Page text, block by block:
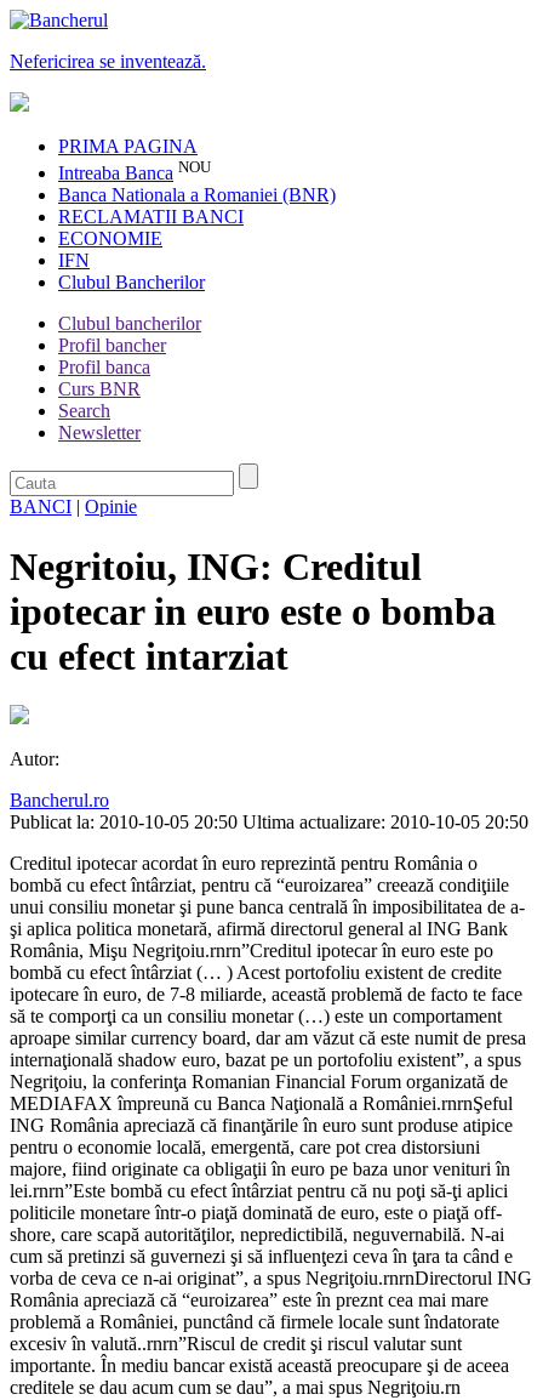
Nefericirea se inventează.
PRIMA PAGINA
Intreaba Banca NOU
Banca Nationala a Romaniei (BNR)
RECLAMATII BANCI
ECONOMIE
IFN
Clubul Bancherilor
Clubul bancherilor
Profil bancher
Profil banca
Curs BNR
Search
Newsletter
BANCI | Opinie
Negritoiu, ING: Creditul
ipotecar in euro este o bomba
cu efect intarziat
Autor:
Bancherul.ro
Publicat la: 2010-10-05 20:50 Ultima actualizare: 2010-10-05 20:50
Creditul ipotecar acordat în euro reprezintă pentru România o
bombă cu efect întârziat, pentru că “euroizarea” creează condiţiile
unui consiliu monetar şi pune banca centrală în imposibilitatea de a-
şi aplica politica monetară, afirmă directorul general al ING Bank
România, Mişu Negriţoiu.rnrn”Creditul ipotecar în euro este po
bombă cu efect întârziat (… ) Acest portofoliu existent de credite
ipotecare în euro, de 7-8 miliarde, această problemă de facto te face
să te comporţi ca un consiliu monetar (…) este un comportament
aproape similar currency board, dar am văzut că este numit de presa
internaţională shadow euro, bazat pe un portofoliu existent”, a spus
Negriţoiu, la conferinţa Romanian Financial Forum organizată de
MEDIAFAX împreună cu Banca Naţională a României.rnrnŞeful
ING România apreciază că finanţările în euro sunt produse atipice
pentru o economie locală, emergentă, care pot crea distorsiuni
majore, fiind originate ca obligaţii în euro pe baza unor venituri în
lei.rnrn”Este bombă cu efect întârziat pentru că nu poţi să-ţi aplici
politicile monetare într-o piaţă dominată de euro, este o piaţă off-
shore, care scapă autorităţilor, nepredictibilă, neguvernabilă. N-ai
cum să pretinzi să guvernezi şi să influenţezi ceva în ţara ta când e
vorba de ceva ce n-ai originat”, a spus Negriţoiu.rnrnDirectorul ING
România apreciază că “euroizarea” este în preznt cea mai mare
problemă a României, punctând că firmele locale sunt îndatorate
excesiv în valută..rnrn”Riscul de credit şi riscul valutar sunt
importante. În mediu bancar există această preocupare şi de aceea
creditele se dau acum cum se dau”, a mai spus Negriţoiu.rn